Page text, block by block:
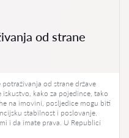
od strane
od strane države
kako za pojedince, tako
na imovini, posljedice mogu biti
stabilnost i poslovanje.
i da imate prava. U Republici